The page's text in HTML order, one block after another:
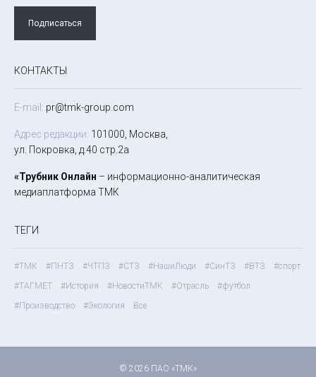
Подписаться
КОНТАКТЫ
E-mail: pr@tmk-group.com
Адрес редакции: 101000, Москва,
ул. Покровка, д.40 стр.2а
«Трубник Онлайн – информационно-аналитическая
медиаплатформа ТМК
ТЕГИ
#ТМК #ПНТЗ #ЧТПЗ #СТЗ #НашиЛюди #СинТЗ #ВТЗ
#спорт
#ТАГМЕТ
#История #НовостиТМК #Отрасль
#футбол
#Производство
#Экология Все
© 2026 ПАО «ТМК»